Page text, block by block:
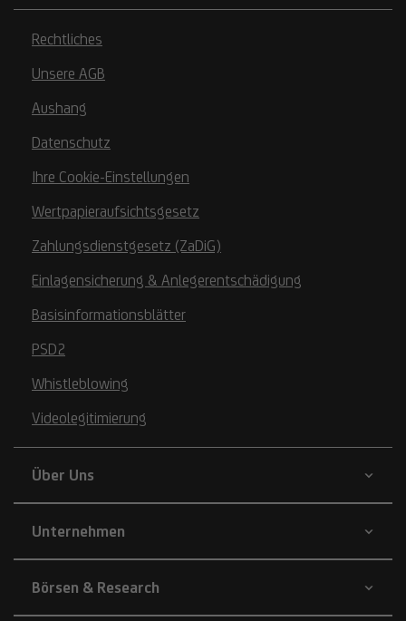
Rechtliches
Unsere AGB
Aushang
Datenschutz
Ihre Cookie-Einstellungen
Wertpapieraufsichtsgesetz
Zahlungsdienstgesetz (ZaDiG)
Einlagensicherung & Anlegerentschädigung
Basisinformationsblätter
PSD2
Whistleblowing
Videolegitimierung
Über Uns
Unternehmen
Börsen & Research